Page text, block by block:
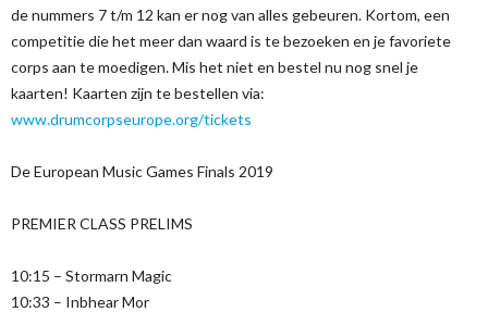
de nummers 7 t/m 12 kan er nog van alles gebeuren. Kortom, een
competitie die het meer dan waard is te bezoeken en je favoriete
corps aan te moedigen. Mis het niet en bestel nu nog snel je
kaarten! Kaarten zijn te bestellen via:
www.drumcorpseurope.org/tickets
De European Music Games Finals 2019
PREMIER CLASS PRELIMS
10:15 – Stormarn Magic
10:33 – Inbhear Mor